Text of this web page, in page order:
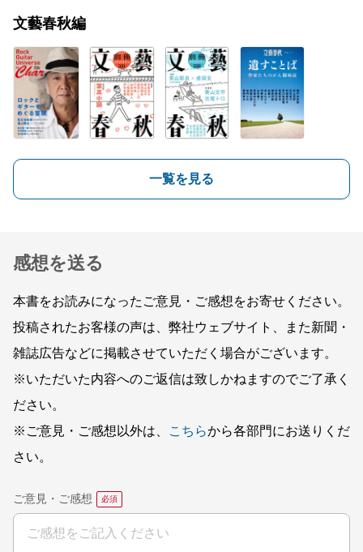
文藝春秋編
一覧を見る
感想を送る
本書をお読みになったご意見・ご感想をお寄せください。
投稿されたお客様の声は、弊社ウェブサイト、また新聞・
雑誌広告などに掲載させていただく場合がございます。
※いただいた内容へのご返信は致しかねますのでご了承く
ださい。
※ご意見・ご感想以外は、
こちらから各部門にお送りくだ
さい。
ご意見・ご感想